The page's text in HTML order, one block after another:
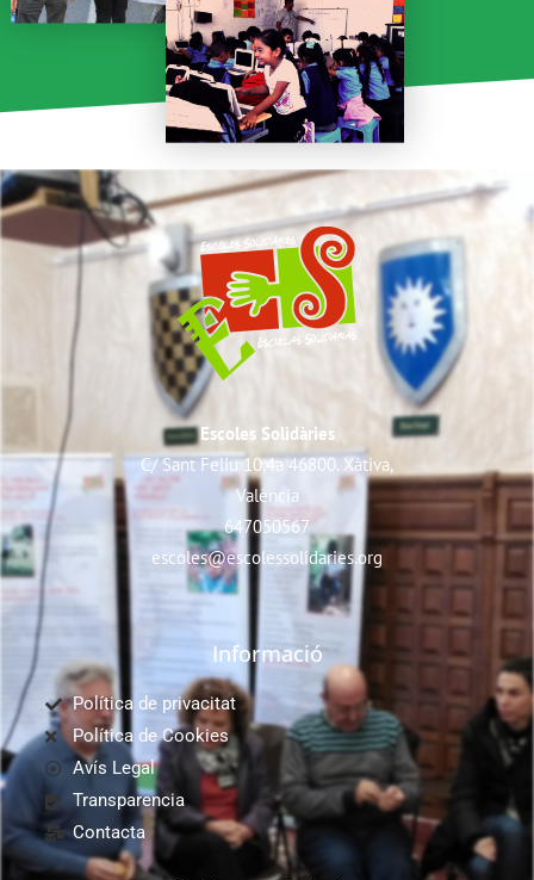
Escoles Solidàries
C/ Sant Feliu 10,4a 46800. Xàtiva,
València
647050567
escoles@escolessolidaries.org
Informació
Política de privacitat
Política de Cookies
Avís Legal
Transparencia
Contacta